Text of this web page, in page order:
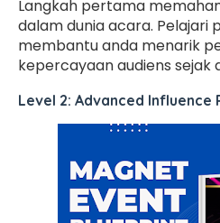
Langkah pertama
dalam dunia acara. Pelajari
membantu anda menarik
kepercayaan audiens sejak
Level 2: Advanced Influence